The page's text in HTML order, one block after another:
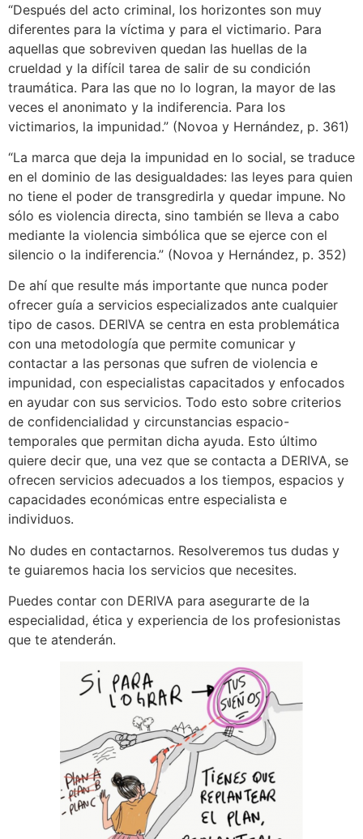
“Después del acto criminal, los horizontes son muy
diferentes para la víctima y para el victimario. Para
aquellas que sobreviven quedan las huellas de la
crueldad y la difícil tarea de salir de su condición
traumática. Para las que no lo logran, la mayor de las
veces el anonimato y la indiferencia. Para los
victimarios, la impunidad.” (Novoa y Hernández, p. 361)
“La marca que deja la impunidad en lo social, se traduce
en el dominio de las desigualdades: las leyes para quien
no tiene el poder de transgredirla y quedar impune. No
sólo es violencia directa, sino también se lleva a cabo
mediante la violencia simbólica que se ejerce con el
silencio o la indiferencia.” (Novoa y Hernández, p. 352)
De ahí que resulte más importante que nunca poder
ofrecer guía a servicios especializados ante cualquier
tipo de casos. DERIVA se centra en esta problemática
con una metodología que permite comunicar y
contactar a las personas que sufren de violencia e
impunidad, con especialistas capacitados y enfocados
en ayudar con sus servicios. Todo esto sobre criterios
de confidencialidad y circunstancias espacio-
temporales que permitan dicha ayuda. Esto último
quiere decir que, una vez que se contacta a DERIVA, se
ofrecen servicios adecuados a los tiempos, espacios y
capacidades económicas entre especialista e
individuos.
No dudes en contactarnos. Resolveremos tus dudas y
te guiaremos hacia los servicios que necesites.
Puedes contar con DERIVA para asegurarte de la
especialidad, ética y experiencia de los profesionistas
que te atenderán.